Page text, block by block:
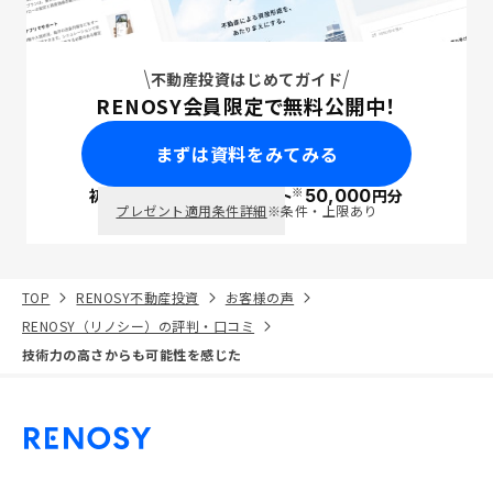
不動産投資はじめてガイド
RENOSY会員限定で無料公開中！
まずは資料をみてみる
初回面談で ポイント※50,000円分
プレゼント適用条件詳細※条件・上限あり
TOP RENOSY不動産投資
お客様の声
RENOSY（リノシー）の評判・口コミ
技術力の高さからも可能性を感じた